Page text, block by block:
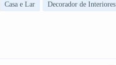
Casa e Lar Decorador de Interiores